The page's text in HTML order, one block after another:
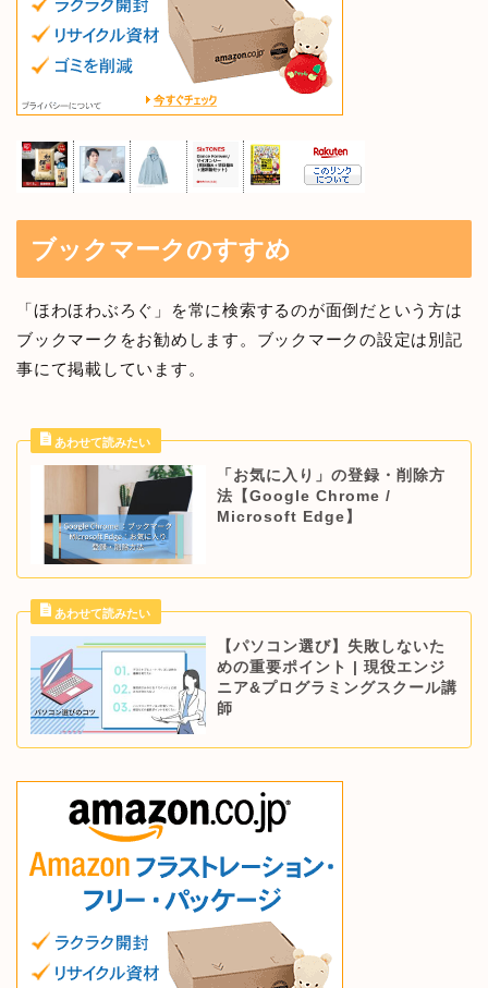
ブックマークのすすめ
「ほわほわぶろぐ」を常に検索するのが面倒だという方は
ブックマークをお勧めします。ブックマークの設定は別記
事にて掲載しています。
「お気に入り」の登録・削除方
法【Google Chrome /
Microsoft Edge】
【パソコン選び】失敗しないた
めの重要ポイント | 現役エンジ
ニア&プログラミングスクール講
師